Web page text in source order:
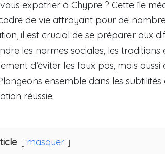
expatrier à Chypre ? Cette île
de vie attrayant pour de
il est crucial de se préparer aux
les normes sociales, les
d’éviter les faux pas, mais
ensemble dans les subtilités
réussie.
masquer